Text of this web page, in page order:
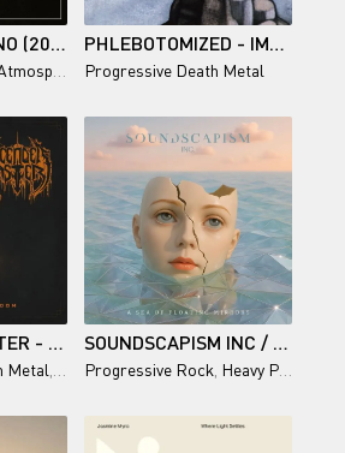
IVOIRE - URAGANO (2026)
Doom Metal
PHLEBOTOMIZED - IMMENSE INTENSE SUSPENSE - 1994/2015
Progressive Death Metal
ASCENDED MASTER - CREPUSCULAR GLOOM (2026)
Metal Death Metal
SOUNDSCAPISM INC / A SEA OF FLOATING MIRRORS
Progressive Rock Heavy Prog